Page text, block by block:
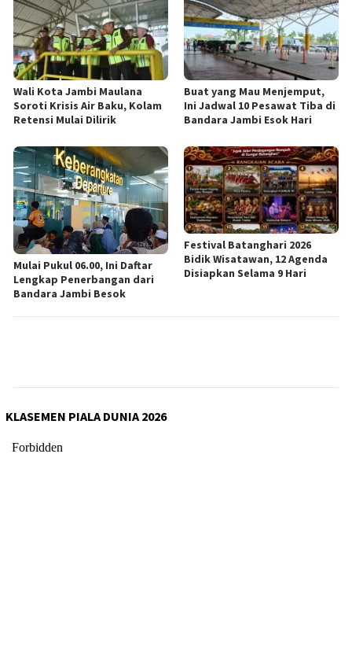
Wali Kota Jambi Maulana
Soroti Krisis Air Baku, Kolam
Retensi Mulai Dilirik
Buat yang Mau Menjemput,
Ini Jadwal 10 Pesawat Tiba di
Bandara Jambi Esok Hari
Mulai Pukul 06.00, Ini Daftar
Lengkap Penerbangan dari
Bandara Jambi Besok
Festival Batanghari 2026
Bidik Wisatawan, 12 Agenda
Disiapkan Selama 9 Hari
KLASEMEN PIALA DUNIA 2026